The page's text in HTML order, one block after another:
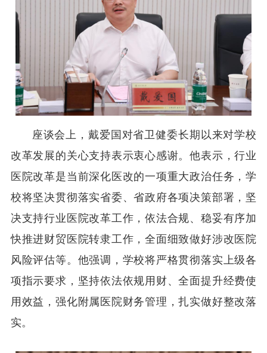
座谈会上，戴爱国对省卫健委长期以来对学校
改革发展的关心支持表示衷心感谢。他表示，行业
医院改革是当前深化医改的一项重大政治任务，学
校将坚决贯彻落实省委、省政府各项决策部署，坚
决支持行业医院改革工作，依法合规、稳妥有序加
快推进财贸医院转隶工作，全面细致做好涉改医院
风险评估等。他强调，学校将严格贯彻落实上级各
项指示要求，坚持依法依规用财、全面提升经费使
用效益，强化附属医院财务管理，扎实做好整改落
实。